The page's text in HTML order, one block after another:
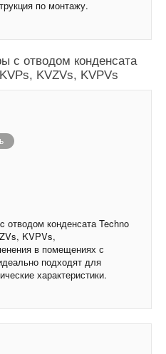
по монтажу.
c отводом конденсата
KVZVs, KVPVs
отводом конденсата Techno
KVPVs,
в помещениях с
подходят для
характеристики.